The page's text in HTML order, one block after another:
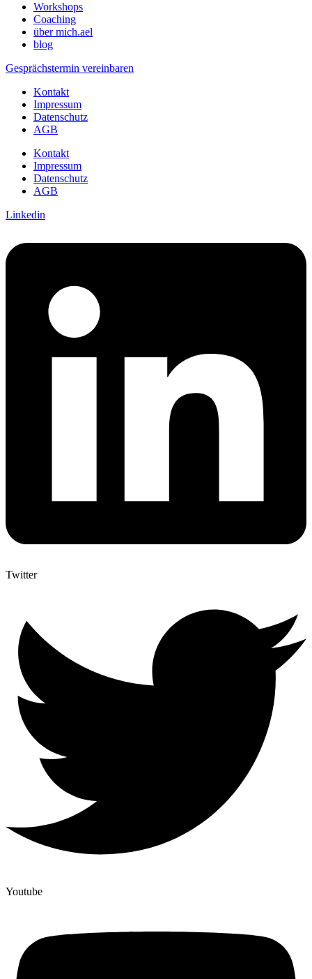
Workshops
Coaching
über mich.ael
blog
Gesprächstermin vereinbaren
Kontakt
Impressum
Datenschutz
AGB
Kontakt
Impressum
Datenschutz
AGB
Linkedin
Twitter
Youtube